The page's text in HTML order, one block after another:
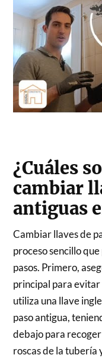
¿Cuáles
cambiar
antiguas
Cambiar llaves de
proceso sencillo
pasos. Primero,
principal para evitar
utiliza una llave
paso antigua,
debajo para
roscas de la tubería